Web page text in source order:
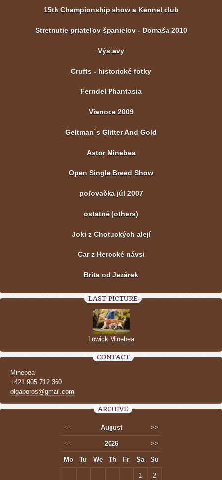
15th Championship show a Kennel club
Stretnutie priateľov španielov - Domaša 2010
Výstavy
Crufts - historické fotky
Ferndel Phantasia
Vianoce 2009
Geltman´s Glitter And Gold
Astor Minebea
Open Single Breed Show
poľovačka júl 2007
ostatné (others)
Joki z Chotuckých alejí
Car z Herocké návsi
Brita od Jezárek
LAST PICTURE
Lowick Minebea
CONTACT
Minebea
+421 905 712 360
olgaboros@gmail.com
ARCHIVE
<< August >>
<< 2026 >>
Mo Tu We Th Fr Sa Su
1 2